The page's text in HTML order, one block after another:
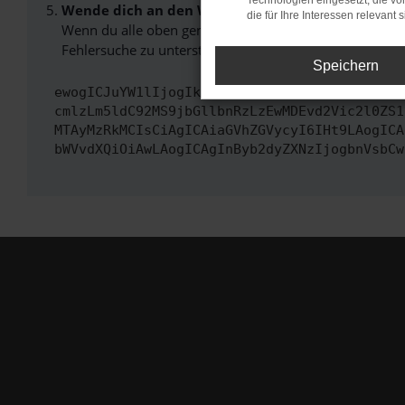
Wende dich an den Webseitenbetreiber.
Wenn du alle oben genannten Schritte versucht hast,
Fehlersuche zu unterstützen:
die für Ihre Interessen relevant
Speichern